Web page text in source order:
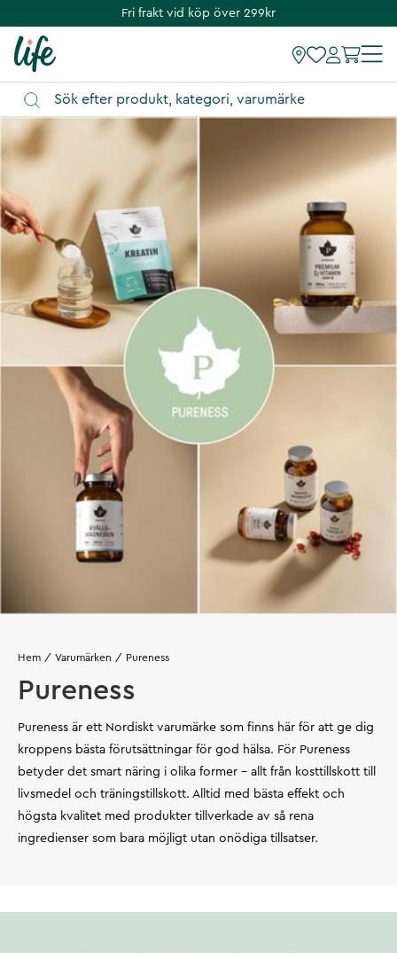
Fri frakt vid köp över 299kr
Hem Varumärken Pureness
Pureness
Pureness är ett Nordiskt varumärke som finns här för att ge dig
kroppens bästa förutsättningar för god hälsa. För Pureness
betyder det smart näring i olika former - allt från kosttillskott till
livsmedel och träningstillskott. Alltid med bästa effekt och
högsta kvalitet med produkter tillverkade av så rena
ingredienser som bara möjligt utan onödiga tillsatser.